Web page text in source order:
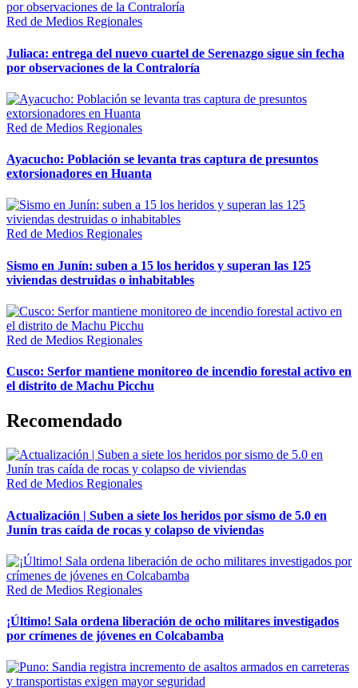
Red de Medios Regionales
Juliaca: entrega del nuevo cuartel de Serenazgo sigue sin fecha
por observaciones de la Contraloría
Red de Medios Regionales
Ayacucho: Población se levanta tras captura de presuntos
extorsionadores en Huanta
Red de Medios Regionales
Sismo en Junín: suben a 15 los heridos y superan las 125
viviendas destruidas o inhabitables
Red de Medios Regionales
Cusco: Serfor mantiene monitoreo de incendio forestal activo en
el distrito de Machu Picchu
Recomendado
Red de Medios Regionales
Actualización | Suben a siete los heridos por sismo de 5.0 en
Junín tras caída de rocas y colapso de viviendas
Red de Medios Regionales
¡Último! Sala ordena liberación de ocho militares investigados
por crímenes de jóvenes en Colcabamba